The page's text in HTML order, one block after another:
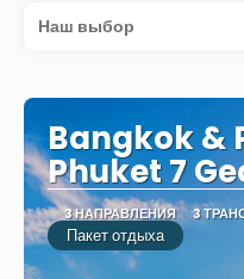
Наш выбор
Bangkok &
Phuket 7
3 НАПРАВЛЕНИЯ 3
Пакет отдыха